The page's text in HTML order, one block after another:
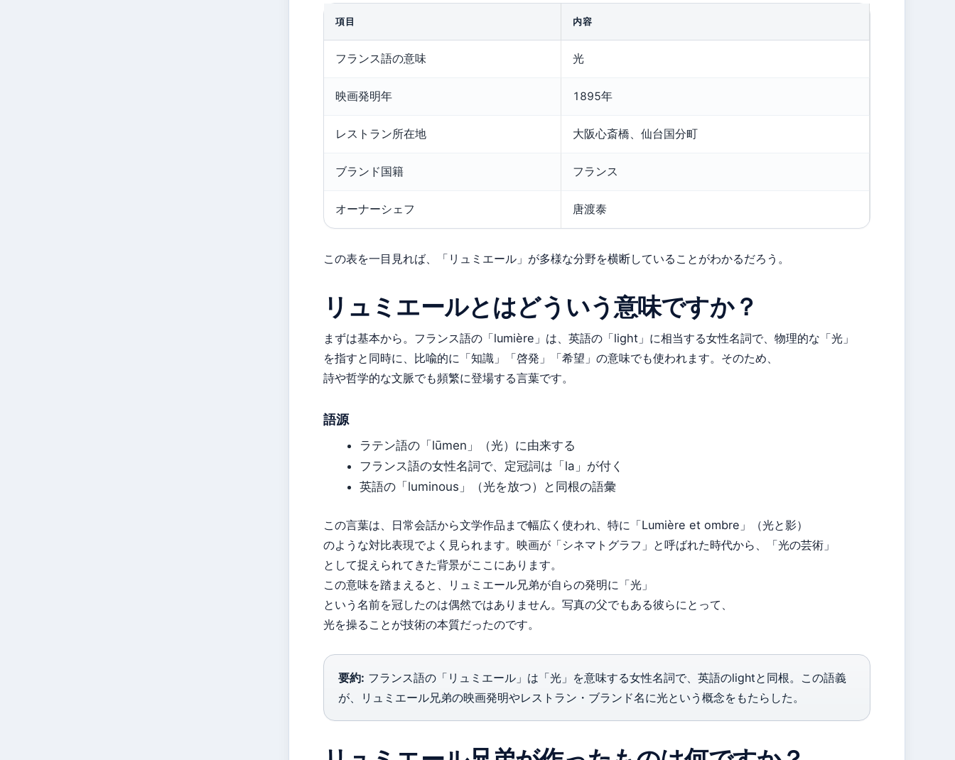
項目 内容
フランス語の意味 光
映画発明年 1895年
レストラン所在地 大阪心斎橋、仙台国分町
ブランド国籍 フランス
オーナーシェフ 唐渡泰
この表を一目見れば、「リュミエール」が多様な分野を横断していることがわかるだろう。
リュミエールとはどういう意味ですか？
まずは基本から。フランス語の「lumière」は、英語の「light」に相当する女性名詞で、物理的な「光」
を指すと同時に、比喩的に「知識」「啓発」「希望」の意味でも使われます。そのため、
詩や哲学的な文脈でも頻繁に登場する言葉です。
語源
ラテン語の「lūmen」（光）に由来する
フランス語の女性名詞で、定冠詞は「la」が付く
英語の「luminous」（光を放つ）と同根の語彙
この言葉は、日常会話から文学作品まで幅広く使われ、特に「Lumière et ombre」（光と影）
のような対比表現でよく見られます。映画が「シネマトグラフ」と呼ばれた時代から、「光の芸術」
として捉えられてきた背景がここにあります。
この意味を踏まえると、リュミエール兄弟が自らの発明に「光」
という名前を冠したのは偶然ではありません。写真の父でもある彼らにとって、
光を操ることが技術の本質だったのです。
要約: フランス語の「リュミエール」は「光」を意味する女性名詞で、英語のlightと同根。この語義
が、リュミエール兄弟の映画発明やレストラン・ブランド名に光という概念をもたらした。